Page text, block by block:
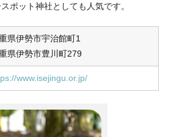
ポット神社としても人気です。
県伊勢市宇治館町1
県伊勢市豊川町279
www.isejingu.or.jp/